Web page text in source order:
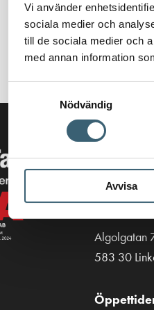
Vi använder
sociala medier och
till de sociala medier och
med annan information
Nödvändig
Avvisa
Kontakt
013-39 30
Algolgatan
583 30